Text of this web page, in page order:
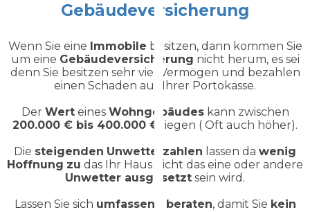
Gebäudeversicherung
Wenn Sie eine Immobile besitzen, dann kommen Sie
um eine Gebäudeversicherung nicht herum, es sei
denn Sie besitzen sehr viel Vermögen und bezahlen
einen Schaden aus Ihrer Portokasse.
Der Werteines Wohngebäudeskann zwischen
200.000 € bis 400.000 €
liegen ( Oft auch höher).
Die steigenden Unwetterzahlen lassen da wenig
Hoffnung zu das Ihr Haus nicht das eine oder andere
Unwetter ausgesetzt sein wird.
Lassen Sie sich umfassend beraten, damit Sie kein